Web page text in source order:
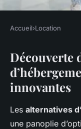
Séjour
Accueil›Location
Découverte
innovantes
Les alternatives
une panoplie